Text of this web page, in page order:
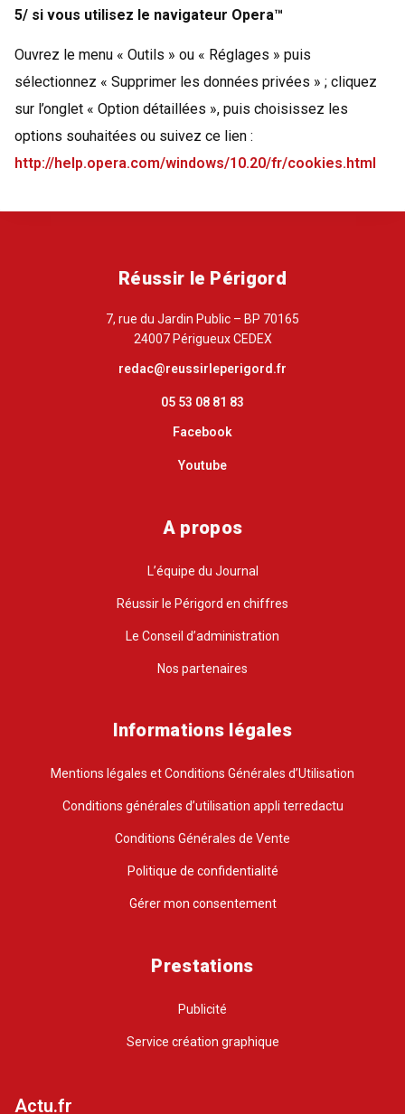
5/ si vous utilisez le navigateur Opera™
Ouvrez le menu « Outils » ou « Réglages » puis
sélectionnez « Supprimer les données privées » ; cliquez
sur l’onglet « Option détaillées », puis choisissez les
options souhaitées ou suivez ce lien :
http://help.opera.com/windows/10.20/fr/cookies.html
Réussir le Périgord
7, rue du Jardin Public – BP 70165
24007 Périgueux CEDEX
redac@reussirleperigord.fr
05 53 08 81 83
Facebook
Youtube
A propos
L’équipe du Journal
Réussir le Périgord en chiffres
Le Conseil d’administration
Nos partenaires
Informations légales
Mentions légales et Conditions Générales d’Utilisation
Conditions générales d’utilisation appli terredactu
Conditions Générales de Vente
Politique de confidentialité
Gérer mon consentement
Prestations
Publicité
Service création graphique
Actu.fr